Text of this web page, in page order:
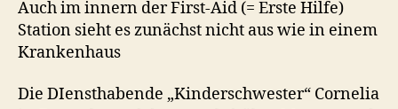
Auch im innern der First-Aid (= Erste Hilfe)
Station sieht es zunächst nicht aus wie in einem
Krankenhaus
Die DIensthabende „Kinderschwester“ Cornelia